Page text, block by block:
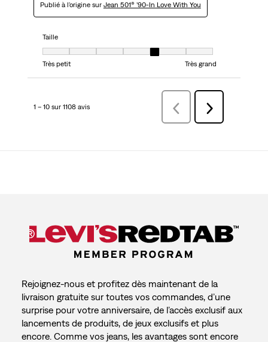
Publié à l'origine sur Jean 501® ’90-In Love With You
Taille
Taille, 5 sur 7, où 1 est égal à Très petit et 7 est égal à Très grand
Très petit
Très grand
1 – 10 sur 1108 avis PrécédentavisSuivant
avis
Rejoignez-nous et profitez dès maintenant de la
livraison gratuite sur toutes vos commandes, d’une
surprise pour votre anniversaire, de l’accès exclusif aux
lancements de produits, de jeux exclusifs et plus
encore. Comme vos jeans, les avantages sont encore